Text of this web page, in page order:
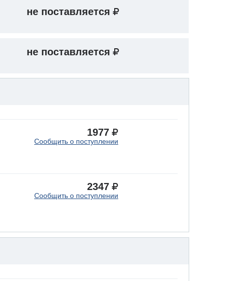
не поставляется
не поставляется
1977
Сообщить о поступлении
2347
Сообщить о поступлении